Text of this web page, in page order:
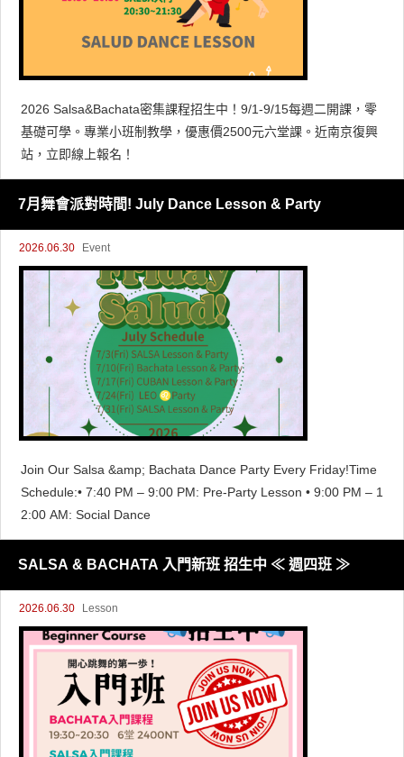
2026 Salsa&Bachata密集課程招生中！9/1-9/15每週二開課，零
基礎可學。專業小班制教學，優惠價2500元六堂課。近南京復興
站，立即線上報名！
7月舞會派對時間! July Dance Lesson & Party
2026.06.30 Event
Join Our Salsa &amp; Bachata Dance Party Every Friday!Time
Schedule:• 7:40 PM – 9:00 PM: Pre-Party Lesson • 9:00 PM – 1
2:00 AM: Social Dance
SALSA & BACHATA 入門新班 招生中 ≪ 週四班 ≫
2026.06.30 Lesson